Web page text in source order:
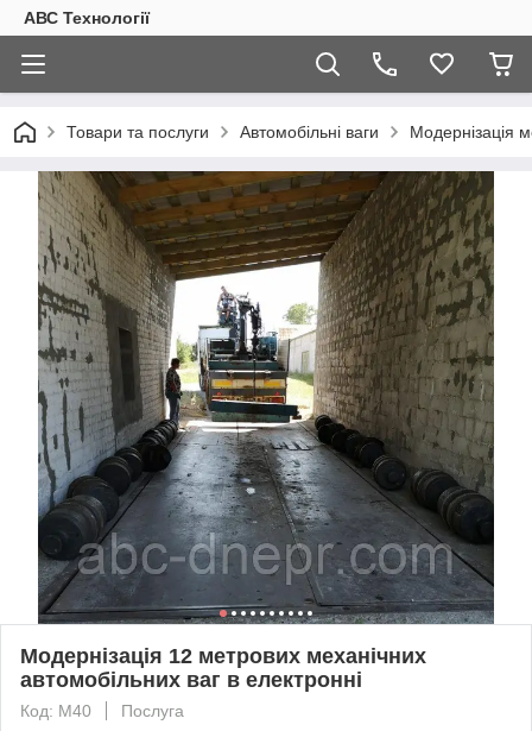
АВС Технології
Товари та послуги Автомобільні ваги Модернізація
Модернізація 12 метрових механічних
автомобільних ваг в електронні
Код: М40 Послуга